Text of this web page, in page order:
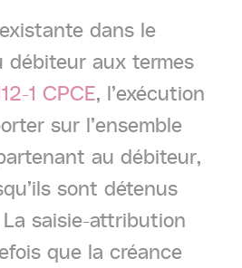
dans le
débiteur aux termes
1 CPCE, l’exécution
sur l’ensemble
au débiteur,
sont détenus
saisie-attribution
que la créance